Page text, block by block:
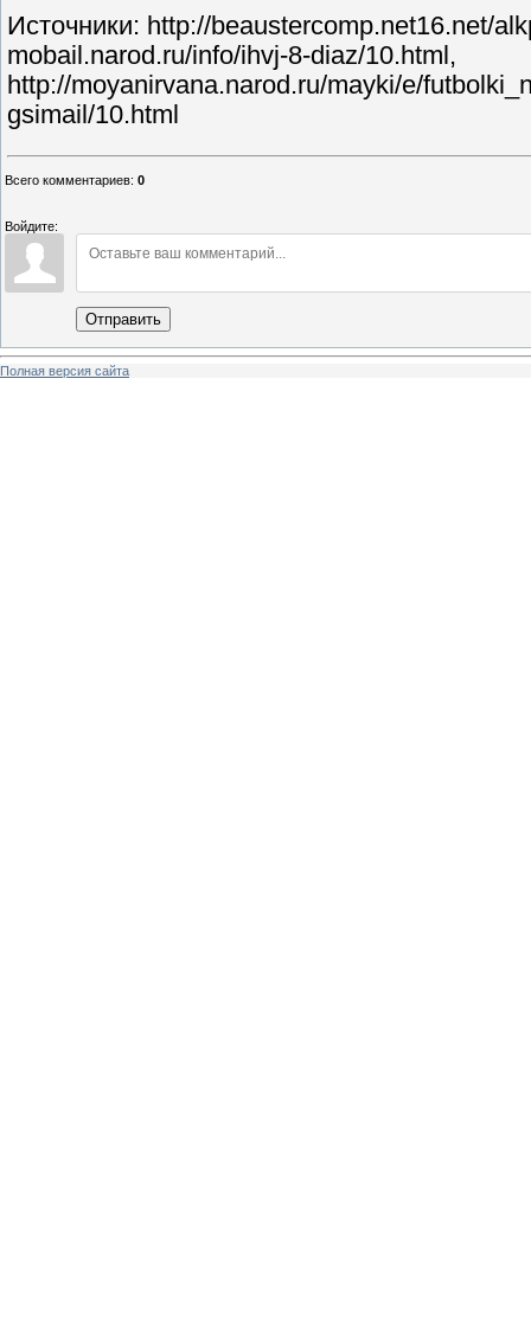
Источники: http://beaustercomp.net16.net/
mobail.narod.ru/info/ihvj-8-diaz/10.html,
http://moyanirvana.narod.ru/mayki/e/
gsimail/10.html
Всего комментариев: 0
Войдите:
Отправить
Полная версия сайта